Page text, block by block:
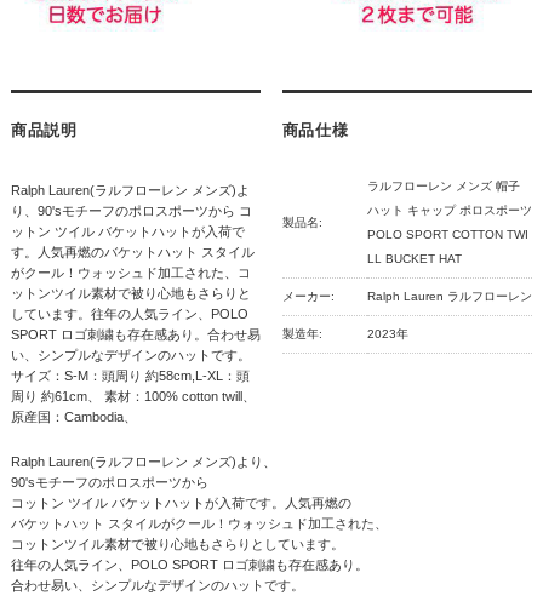
商品説明
Ralph Lauren(ラルフローレン メンズ)よ
り、90'sモチーフのポロスポーツから コ
ットン ツイル バケットハットが入荷で
す。人気再燃のバケットハット スタイル
がクール！ウォッシュド加工された、コ
ットンツイル素材で被り心地もさらりと
しています。往年の人気ライン、POLO
SPORT ロゴ刺繍も存在感あり。合わせ易
い、シンプルなデザインのハットです。
サイズ：S-M：頭周り 約58cm,L-XL：頭
周り 約61cm、 素材：100% cotton twill、
原産国：Cambodia、
商品仕様
製品名:
ラルフローレン メンズ 帽子
ハット キャップ ポロスポーツ
POLO SPORT COTTON TWI
LL BUCKET HAT
メーカー: Ralph Lauren ラルフローレン
製造年: 2023年
Ralph Lauren(ラルフローレン メンズ)より、
90'sモチーフのポロスポーツから
コットン ツイル バケットハットが入荷です。人気再燃の
バケットハット スタイルがクール！ウォッシュド加工された、
コットンツイル素材で被り心地もさらりとしています。
往年の人気ライン、POLO SPORT ロゴ刺繍も存在感あり。
合わせ易い、シンプルなデザインのハットです。